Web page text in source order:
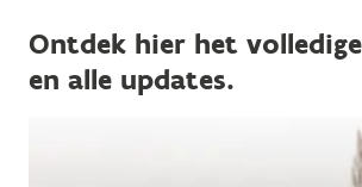
Ontdek hier het
en alle updates.